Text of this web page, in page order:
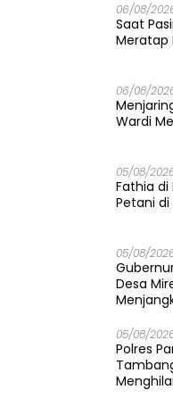
06/08/
Saat
Meratap
06/08/
Wardi
05/08/
Fathia di
Petani di
05/08/
Desa
05/08/
Polres